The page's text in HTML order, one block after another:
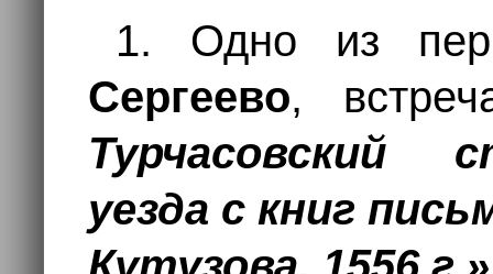
1. Одно из
Сергеево,
Турчасовский
уезда с книг